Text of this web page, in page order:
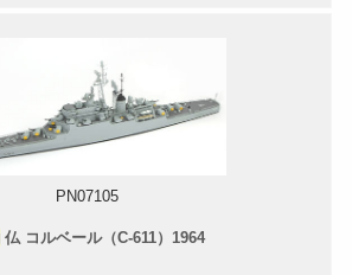
PN07105
仏 コルベール（C-611）1964